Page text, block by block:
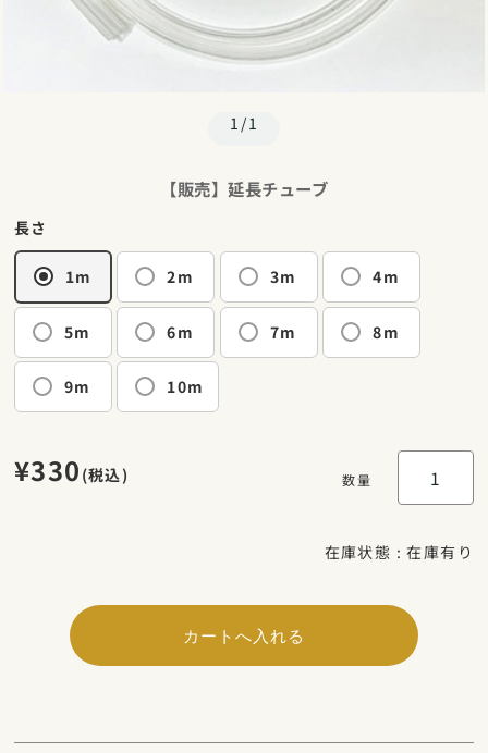
1/1
【販売】延長チューブ
長さ
1m 2m 3m 4m
5m 6m 7m 8m
9m 10m
在庫状態 :在庫有り
¥330 (税込) 数量